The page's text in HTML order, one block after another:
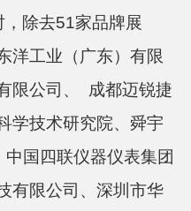
，除去51家品牌展
洋工业（广东）有限
限公司、 成都迈锐捷
学技术研究院、舜宇
中国四联仪器仪表集团
有限公司、深圳市华